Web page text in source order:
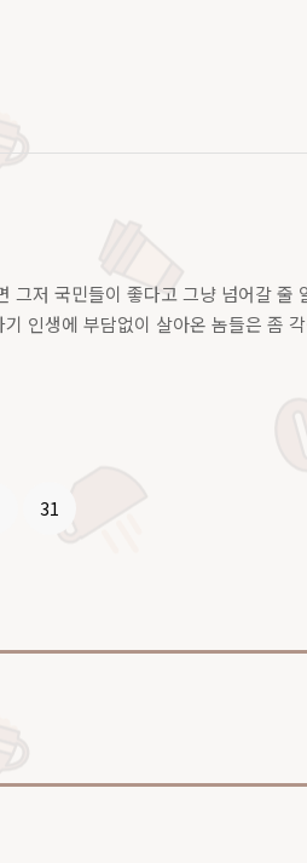
저 국민들이 좋다고 그냥 넘어갈 줄
인생에 부담없이 살아온 놈들은 좀
31